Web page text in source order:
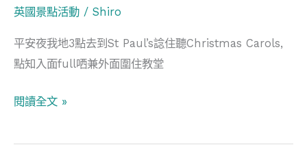
英國景點活動 / Shiro
平安夜我地3點去到St Paul’s諗住聽Christmas Carols,
點知入面full哂兼外面圍住教堂
閱讀全文 »